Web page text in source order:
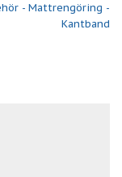
- Mattrengöring -
Kantband